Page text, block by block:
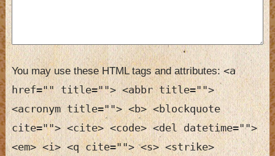
You may use these HTML tags and attributes:<a
href="" title=""> <abbr title="">
<acronym title=""> <b> <blockquote
cite=""> <cite> <code> <del datetime="">
<em> <i> <q cite=""> <s> <strike>